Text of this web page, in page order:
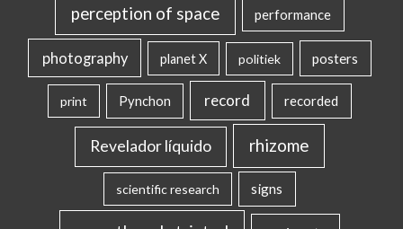
perception of space performance
photography planet X politiek posters
print Pynchon record recorded
Revelador líquido rhizome
scientific research signs